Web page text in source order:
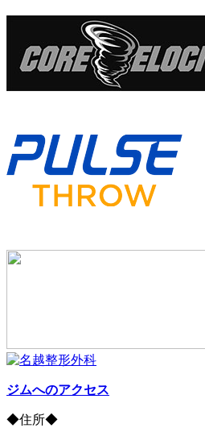
ジムへのアクセス
◆住所◆